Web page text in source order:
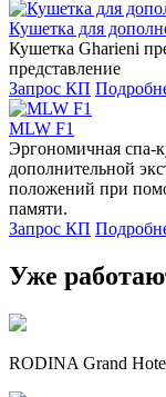
Кушетка для
Кушетка Gharieni
представление
Запрос КП
MLW F1
Эргономичная спа-
дополнительной
положений при
памяти.
Запрос КП
Уже
RODINA Grand